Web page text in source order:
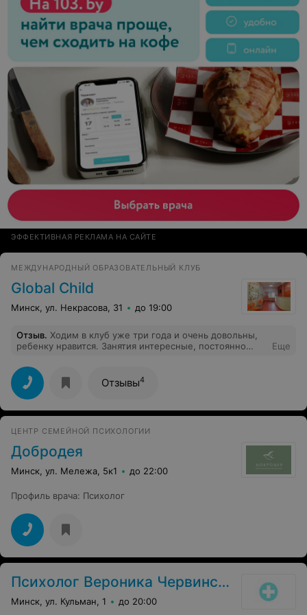
ЭФФЕКТИВНАЯ РЕКЛАМА НА САЙТЕ
МЕЖДУНАРОДНЫЙ ОБРАЗОВАТЕЛЬНЫЙ КЛУБ
Global Child
Минск, ул. Некрасова, 31 до 19:00
Отзыв. Ходим в клуб уже три года и очень довольны,
ребенку нравится. Занятия интересные, постоянно
ждет следующего занятия, домашнее задание сама
выполняет, ребенку правда нравится учиться - это
показатель
Еще
Отзывы4
ЦЕНТР СЕМЕЙНОЙ ПСИХОЛОГИИ
Добродея
Минск, ул. Мележа, 5к1 до 22:00
Профиль врача: Психолог
Психолог Вероника Червинская
Минск, ул. Кульман, 1 до 20:00